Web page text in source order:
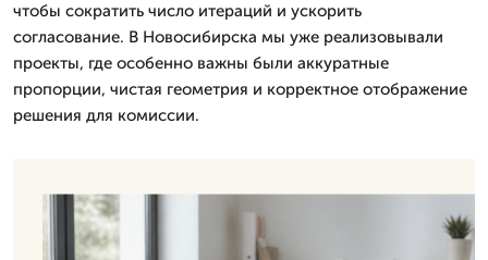
чтобы сократить число итераций и ускорить
согласование. В Новосибирска мы уже реализовывали
проекты, где особенно важны были аккуратные
пропорции, чистая геометрия и корректное отображение
решения для комиссии.